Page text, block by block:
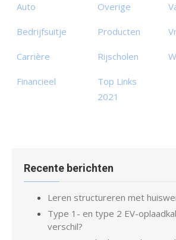
Auto Overige
Bedrijfsuitje Producten
Carrière Rijscholen
Financieel
Top Links
2021
Recente berichten
Leren structureren met
Type 1- en type 2 EV-
verschil?